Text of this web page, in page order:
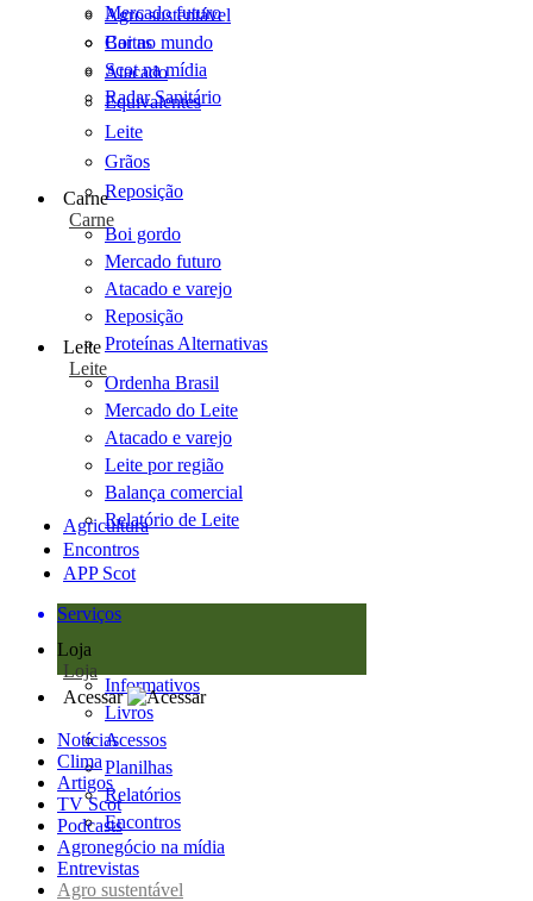
Agro sustentável
Cartas
Scot na mídia
Radar Sanitário
Mercado futuro
Boi no mundo
Atacado
Equivalentes
Leite
Grãos
Reposição
Carne
Carne
Boi gordo
Mercado futuro
Atacado e varejo
Reposição
Proteínas Alternativas
Leite
Leite
Ordenha Brasil
Mercado do Leite
Atacado e varejo
Leite por região
Balança comercial
Relatório de Leite
Agricultura
Encontros
APP Scot
Serviços
Loja
Loja
Informativos
Livros
Acessos
Planilhas
Relatórios
Encontros
Acessar
Notícias
Clima
Artigos
TV Scot
Podcasts
Agronegócio na mídia
Entrevistas
Agro sustentável